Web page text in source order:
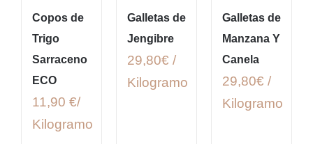
Copos de
Trigo
Sarraceno
ECO
11,90 €/
Kilogramo
Galletas de
Jengibre
29,80€ /
Kilogramo
Galletas de
Manzana Y
Canela
29,80€ /
Kilogramo